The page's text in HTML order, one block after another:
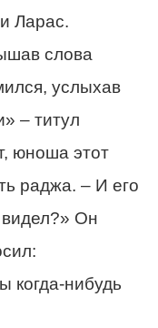
Ларас.
слова
услыхав
– титул
юноша этот
раджа. – И его
Он
когда-нибудь